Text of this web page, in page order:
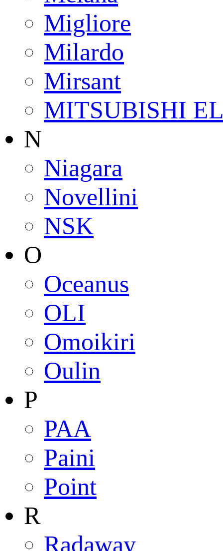
Migliore
Milardo
Mirsant
MITSUBISHI
N
Niagara
Novellini
NSK
O
Oceanus
OLI
Omoikiri
Oulin
P
PAA
Paini
Point
R
Radaway